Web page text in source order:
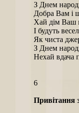
З Днем
Добра Вам і
Хай дім Ваш
І будуть
Як чиста
З Днем
Нехай вдача
6
Привітання